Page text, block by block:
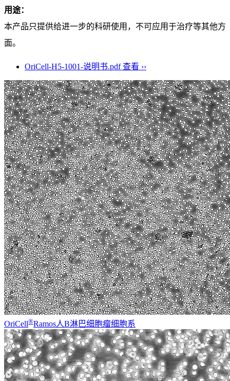
用途：
本产品只提供给进一步的科研使用，不可应用于治疗等其他方
面。
OriCell-H5-1001-说明书.pdf查看 ››
OriCell®Ramos人B淋巴细胞瘤细胞系